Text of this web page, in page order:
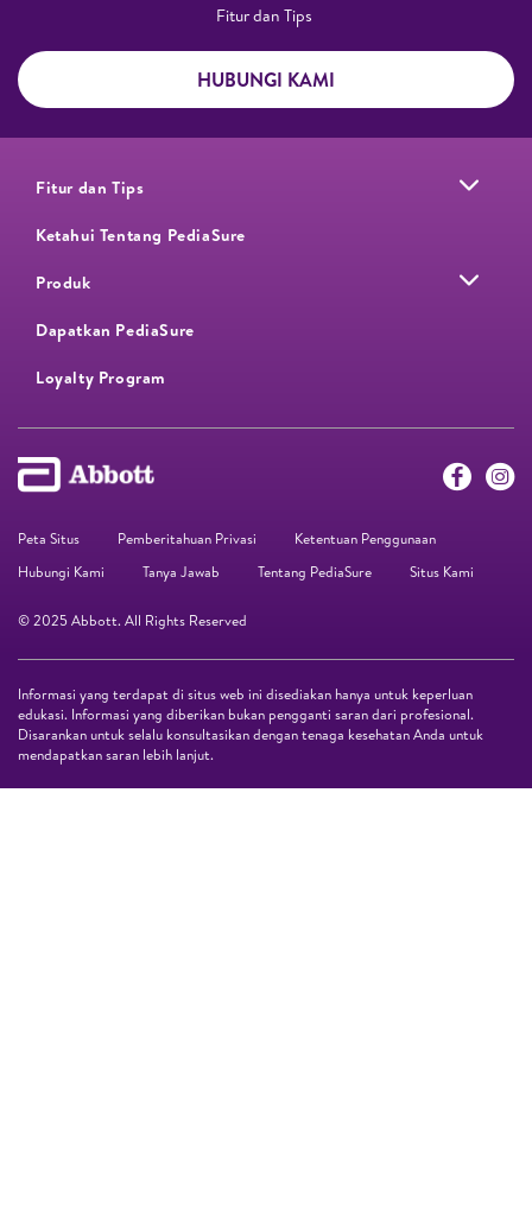
Fitur dan Tips ​
HUBUNGI KAMI
Fitur dan Tips
Ketahui Tentang PediaSure
Produk
Dapatkan PediaSure
Loyalty Program​
Peta Situs Pemberitahuan Privasi
Ketentuan Penggunaan
Hubungi Kami
Tanya Jawab Tentang PediaSure Situs Kami
© 2025 Abbott. All Rights Reserved
Informasi yang terdapat di situs web ini disediakan hanya untuk keperluan
edukasi. Informasi yang diberikan bukan pengganti saran dari profesional.
Disarankan untuk selalu konsultasikan dengan tenaga kesehatan Anda untuk
mendapatkan saran lebih lanjut.